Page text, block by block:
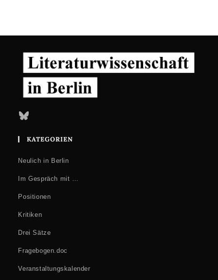
Bluesky
KATEGORIEN
Neulich in Berlin
Im Gespräch mit …
Positionen
Kritiken
Drei Sätze
Fragebogen.doc
Veranstaltungskalender